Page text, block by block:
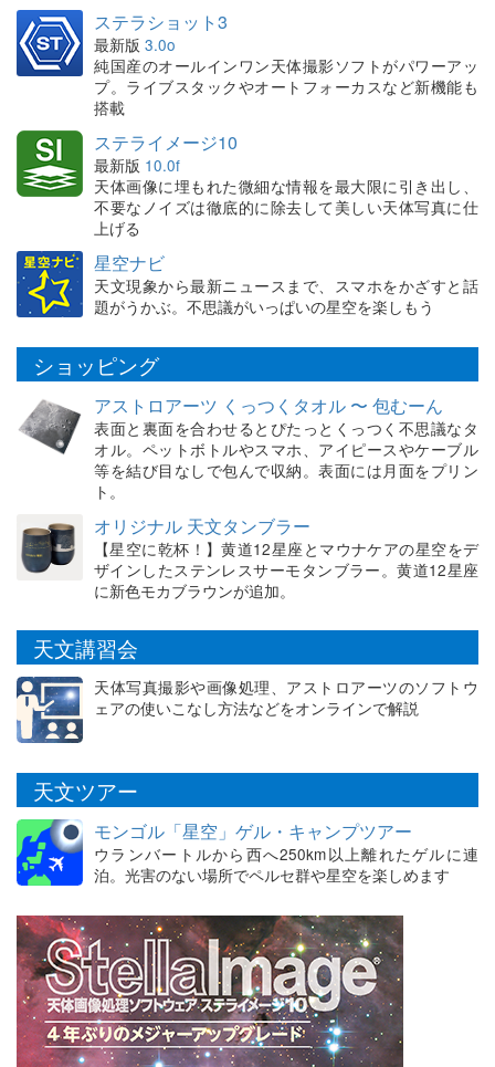
ステラショット3
最新版 3.0o
純国産のオールインワン天体撮影ソフトがパワーアッ
プ。ライブスタックやオートフォーカスなど新機能も
搭載
ステライメージ10
最新版 10.0f
天体画像に埋もれた微細な情報を最大限に引き出し、
不要なノイズは徹底的に除去して美しい天体写真に仕
上げる
星空ナビ
天文現象から最新ニュースまで、スマホをかざすと話
題がうかぶ。不思議がいっぱいの星空を楽しもう
ショッピング
アストロアーツ くっつくタオル 〜 包むーん
表面と裏面を合わせるとぴたっとくっつく不思議なタ
オル。ペットボトルやスマホ、アイピースやケーブル
等を結び目なしで包んで収納。表面には月面をプリン
ト。
オリジナル 天文タンブラー
【星空に乾杯！】黄道12星座とマウナケアの星空をデ
ザインしたステンレスサーモタンブラー。黄道12星座
に新色モカブラウンが追加。
天文講習会
天体写真撮影や画像処理、アストロアーツのソフトウ
ェアの使いこなし方法などをオンラインで解説
天文ツアー
モンゴル「星空」ゲル・キャンプツアー
ウランバートルから西へ250km以上離れたゲルに連
泊。光害のない場所でペルセ群や星空を楽しめます